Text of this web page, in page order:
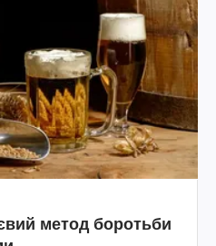
метод боротьби